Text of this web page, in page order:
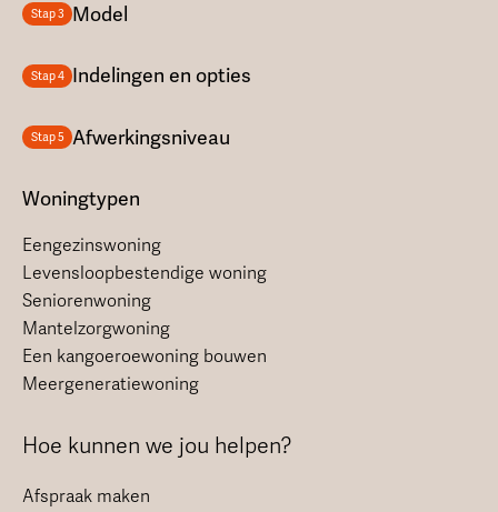
Stap 3 Model
Stap 4 Indelingen en opties
Stap 5 Afwerkingsniveau
Woningtypen
Eengezinswoning
Levensloopbestendige woning
Seniorenwoning
Mantelzorgwoning
Een kangoeroewoning bouwen
Meergeneratiewoning
Hoe kunnen we jou helpen?
Afspraak maken